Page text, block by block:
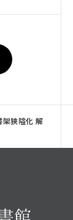
架狭隘化 解